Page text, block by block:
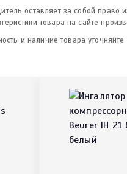
оставляет за собой
товара на сайте
и наличие товара